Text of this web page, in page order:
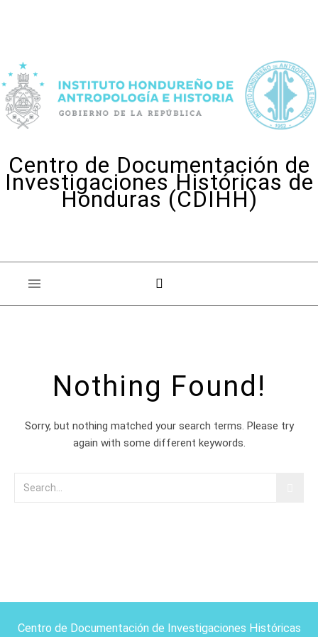
Centro de Documentación de
Investigaciones Históricas de
Honduras (CDIHH)
Nothing Found!
Sorry, but nothing matched your search terms. Please try
again with some different keywords.
Centro de Documentación de Investigaciones Históricas